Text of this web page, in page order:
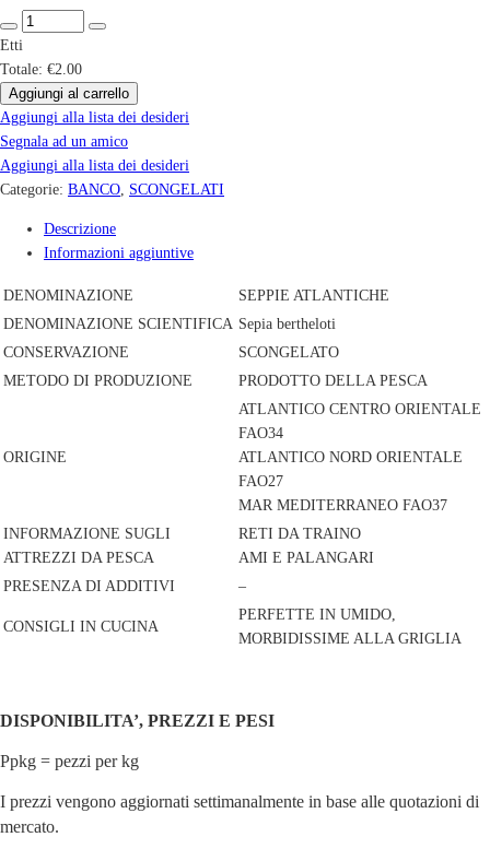
Etti
Totale: €2.00
Aggiungi al carrello
Aggiungi alla lista dei desideri
Segnala ad un amico
Aggiungi alla lista dei desideri
Categorie: BANCO, SCONGELATI
Descrizione
Informazioni aggiuntive
DENOMINAZIONE
SEPPIE ATLANTICHE
DENOMINAZIONE SCIENTIFICA Sepia bertheloti
CONSERVAZIONE
SCONGELATO
METODO DI PRODUZIONE
PRODOTTO DELLA PESCA
ORIGINE
ATLANTICO CENTRO ORIENTALE
FAO34
ATLANTICO NORD ORIENTALE
FAO27
MAR MEDITERRANEO FAO37
INFORMAZIONE SUGLI
ATTREZZI DA PESCA
RETI DA TRAINO
AMI E PALANGARI
PRESENZA DI ADDITIVI
–
CONSIGLI IN CUCINA
PERFETTE IN UMIDO,
MORBIDISSIME ALLA GRIGLIA
DISPONIBILITA’, PREZZI E PESI
Ppkg = pezzi per kg
I prezzi vengono aggiornati settimanalmente in base alle quotazioni di
mercato.